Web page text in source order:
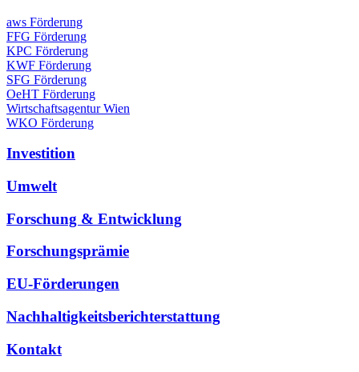
aws Förderung
FFG Förderung
KPC Förderung
KWF Förderung
SFG Förderung
OeHT Förderung
Wirtschaftsagentur Wien
WKO Förderung
Investition
Umwelt
Forschung & Entwicklung
Forschungsprämie
EU-Förderungen
Nachhaltigkeitsberichterstattung
Kontakt